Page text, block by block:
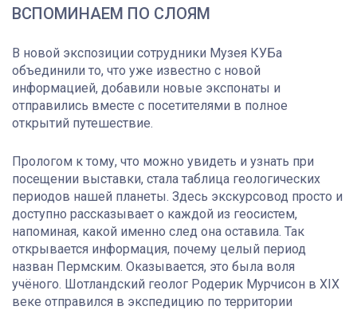
ВСПОМИНАЕМ ПО СЛОЯМ
В новой экспозиции сотрудники Музея КУБа
объединили то, что уже известно с новой
информацией, добавили новые экспонаты и
отправились вместе с посетителями в полное
открытий путешествие.
Прологом к тому, что можно увидеть и узнать при
посещении выставки, стала таблица геологических
периодов нашей планеты. Здесь экскурсовод просто и
доступно рассказывает о каждой из геосистем,
напоминая, какой именно след она оставила. Так
открывается информация, почему целый период
назван Пермским. Оказывается, это была воля
учёного. Шотландский геолог Родерик Мурчисон в XIX
веке отправился в экспедицию по территории